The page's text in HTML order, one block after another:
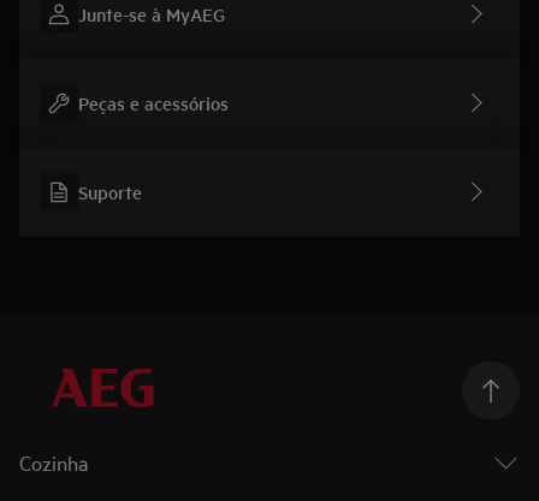
Junte-se à MyAEG
Peças e acessórios
Suporte
Cozinha